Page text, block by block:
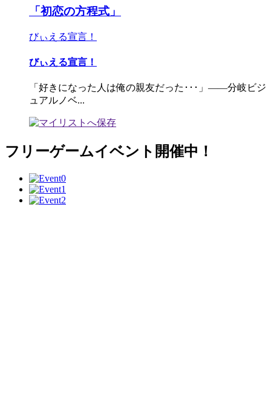
「初恋の方程式」
びぃえる宣言！
びぃえる宣言！
「好きになった人は俺の親友だった･･･」――分岐ビジ
ュアルノベ...
フリーゲームイベント開催中！